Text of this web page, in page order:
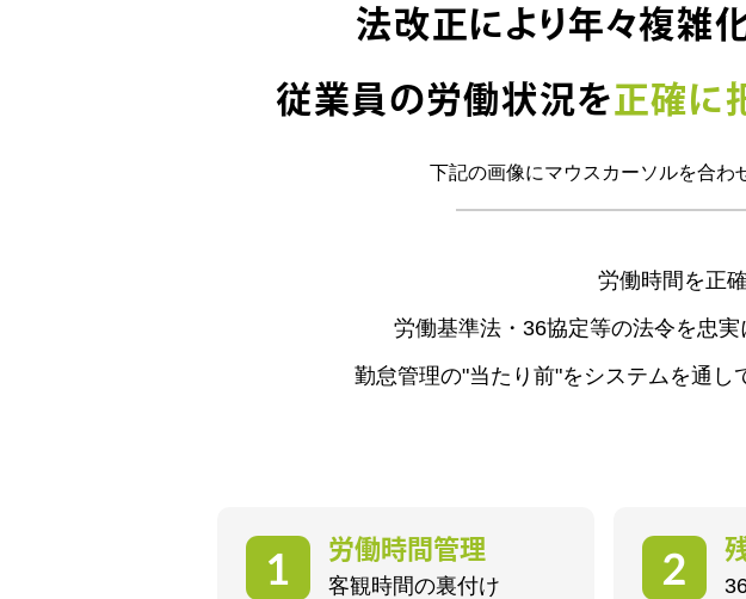
法改正により年々複雑
従業員の労働状況を正確に
下記の画像にマウスカーソルを合わ
労働時間を正
労働基準法・36協定等の法令を忠実
勤怠管理の"当たり前"をシステムを通し
労働時間管理
客観時間の裏付け